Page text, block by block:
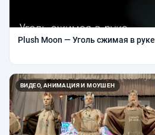
Plush Moon — Уголь сжимая в руке
ВИДЕО, АНИМАЦИЯ И МОУШЕН